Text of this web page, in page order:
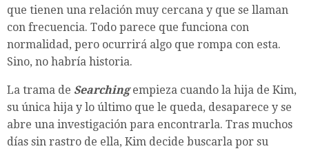
que tienen una relación muy cercana y que se llaman
con frecuencia. Todo parece que funciona con
normalidad, pero ocurrirá algo que rompa con esta.
Sino, no habría historia.
La trama de Searchingempieza cuando la hija de Kim,
su única hija y lo último que le queda, desaparece y se
abre una investigación para encontrarla. Tras muchos
días sin rastro de ella, Kim decide buscarla por su